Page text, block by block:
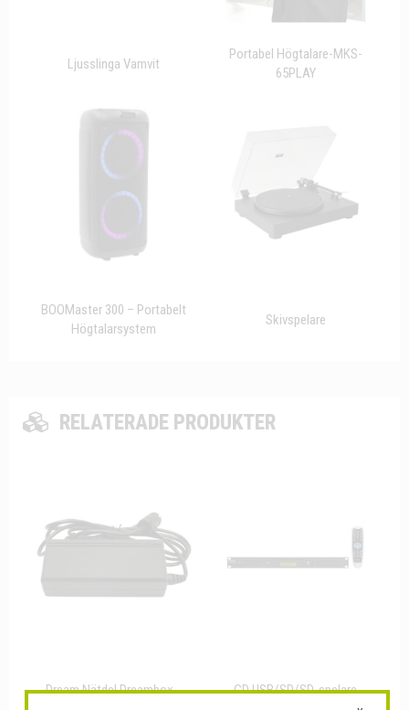
Ljusslinga Vamvit
Portabel Högtalare-MKS-
65PLAY
BOOMaster 300 – Portabelt
Högtalarsystem
Skivspelare
RELATERADE PRODUKTER
Dream Nätdel Dreambox... CD USB/SD/SD-spelare